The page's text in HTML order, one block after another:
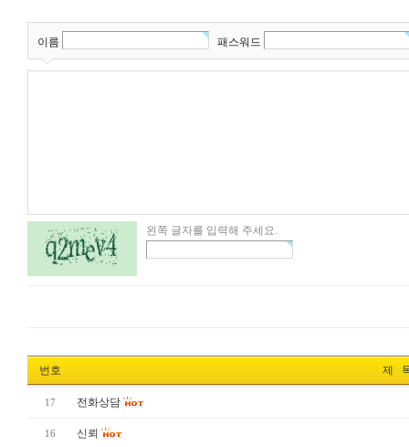
이름 패스워드
왼쪽 글자를 입력해 주세요.
번호 제
17 전화상담
16 신뢰